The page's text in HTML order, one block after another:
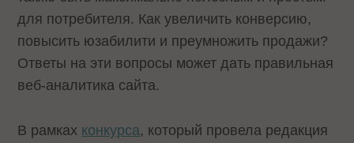
для потребителя. Как увеличить конверсию,
повысить юзабилити и преумножить продажи?
Ответы на эти вопросы может дать правильная
веб-аналитика сайта.
В рамках конкурса, который провела редакция